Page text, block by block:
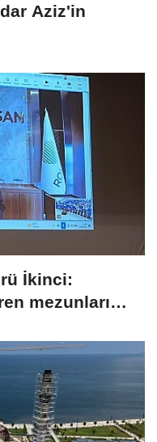
Aziz'in
İkinci:
mezunları